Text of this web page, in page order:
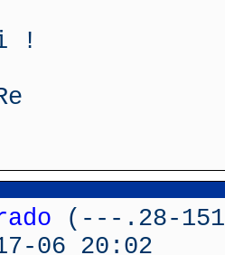
!
(---.28-
06 20:02